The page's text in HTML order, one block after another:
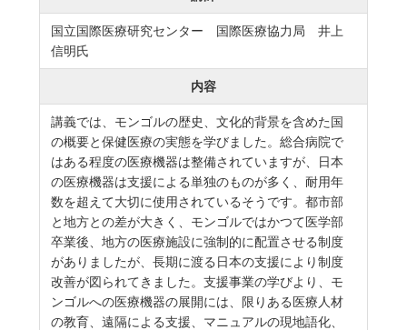
国立国際医療研究センター 国際医療協力局 井上
信明氏
内容
講義では、モンゴルの歴史、文化的背景を含めた国
の概要と保健医療の実態を学びました。総合病院で
はある程度の医療機器は整備されていますが、日本
の医療機器は支援による単独のものが多く、耐用年
数を超えて大切に使用されているそうです。都市部
と地方との差が大きく、モンゴルではかつて医学部
卒業後、地方の医療施設に強制的に配置させる制度
がありましたが、長期に渡る日本の支援により制度
改善が図られてきました。支援事業の学びより、モ
ンゴルへの医療機器の展開には、限りある医療人材
の教育、遠隔による支援、マニュアルの現地語化、